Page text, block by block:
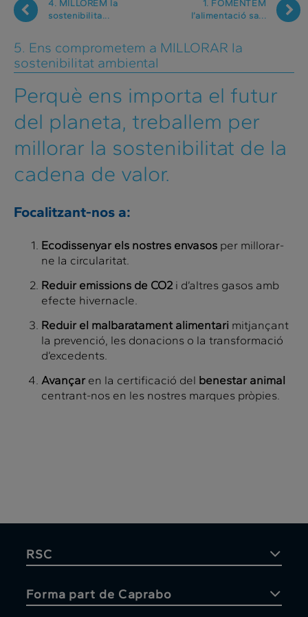
4. MILLOREM la
sostenibilita...
1. FOMENTEM
l’alimentació sa...
5. Ens comprometem a MILLORAR la
sostenibilitat ambiental
Perquè ens importa el futur
del planeta, treballem per
millorar la sostenibilitat de la
cadena de valor.
Focalitzant-nos a:
Ecodissenyar els nostres envasos per millorar-
ne la circularitat.
Reduir emissions de CO2 i d’altres gasos amb
efecte hivernacle.
Reduir el malbaratament alimentari mitjançant
la prevenció, les donacions o la transformació
d’excedents.
Avançaren la certificació del benestar animal
centrant-nos en les nostres marques pròpies.
RSC
Forma part de Caprabo